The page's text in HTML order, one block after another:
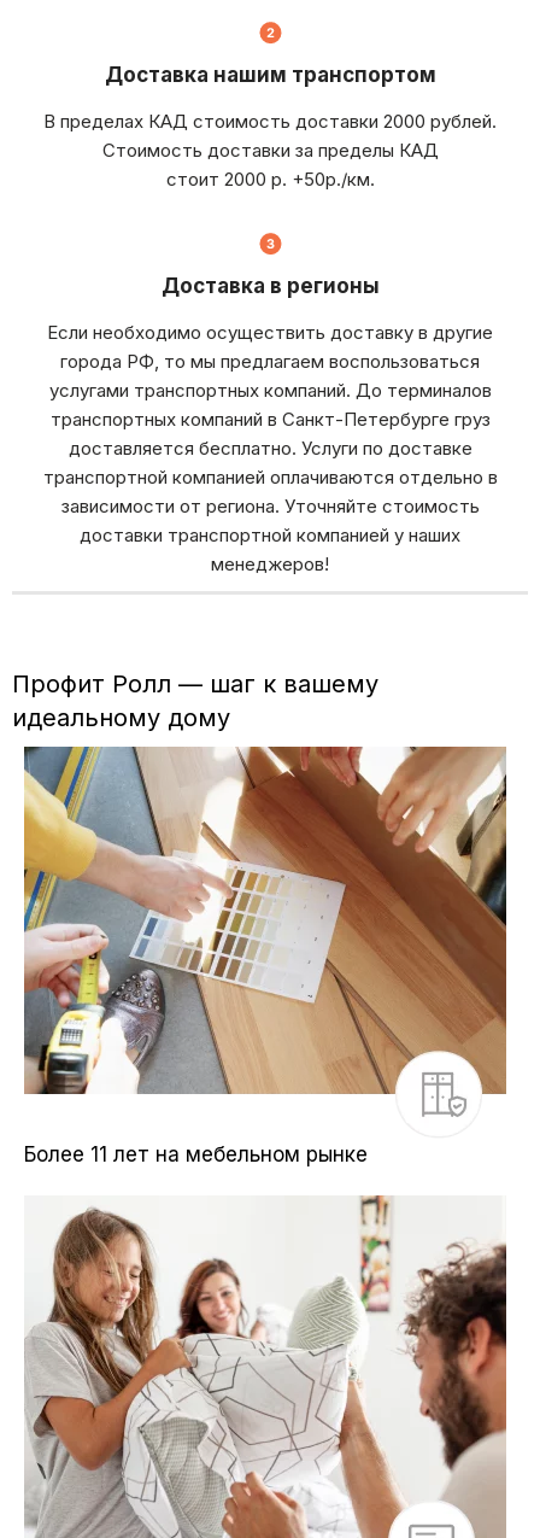
Доставка нашим транспортом
В пределах КАД стоимость доставки 2000 рублей.
Стоимость доставки за пределы КАД
стоит 2000 р. +50р./км.
Доставка в регионы
Если необходимо осуществить доставку в другие
города РФ, то мы предлагаем воспользоваться
услугами транспортных компаний. До терминалов
транспортных компаний в Санкт-Петербурге груз
доставляется бесплатно. Услуги по доставке
транспортной компанией оплачиваются отдельно в
зависимости от региона. Уточняйте стоимость
доставки транспортной компанией у наших
менеджеров!
Профит Ролл — шаг к вашему
идеальному дому
Более 11 лет на мебельном рынке